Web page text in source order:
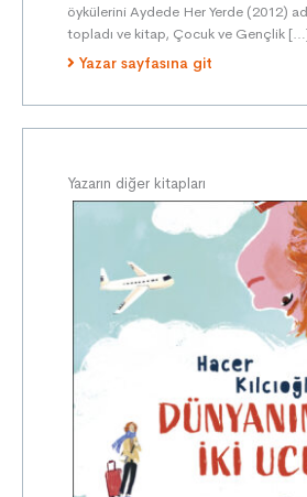
öykülerini Aydede Her Yerde (2012)
topladı ve kitap, Çocuk ve Gençlik
Yazar sayfasına git
Yazarın diğer kitapları